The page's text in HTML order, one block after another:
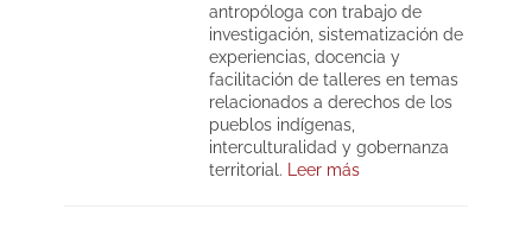
antropóloga con trabajo de
investigación, sistematización de
experiencias, docencia y
facilitación de talleres en temas
relacionados a derechos de los
pueblos indígenas,
interculturalidad y gobernanza
territorial.
Leer más